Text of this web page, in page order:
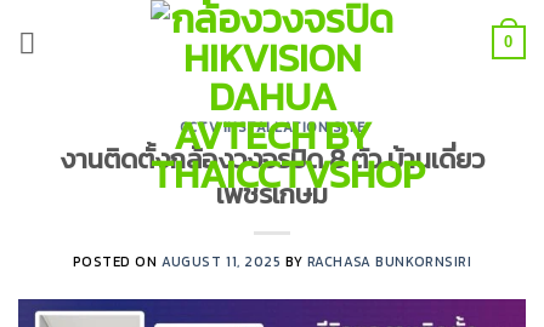
0
CCTV INSTALLATION SITE
งานติดตั้งกล้องวงจรปิด 8 ตัว บ้านเดี่ยว
เพชรเกษม
POSTED ONAUGUST 11, 2025 BY RACHASA BUNKORNSIRI